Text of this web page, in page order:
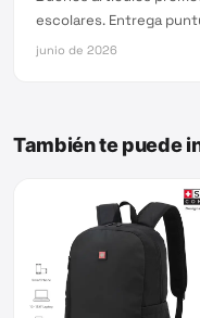
escolares. Entrega
junio de 2026
También te puede